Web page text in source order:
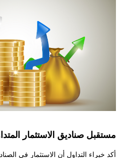
مستقبل صناديق الاستثمار
أكد خبراء التداول أن الاستثمار في